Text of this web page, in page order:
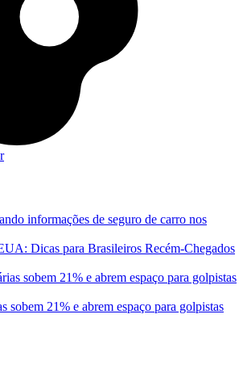
Dicas para Brasileiros Recém-Chegados
sobem 21% e abrem espaço para golpistas